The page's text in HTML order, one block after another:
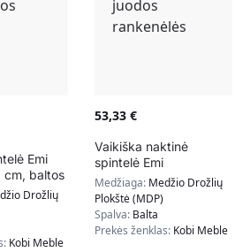
Emi
baltos
Drožlių
Kobi Meble
53,33€
Vaikiška naktinė
spintelė Emi
40,5x37x40 cm,
juodos rankenėlės
Medžiaga: Medžio Drožlių
Plokštė (MDP)
Spalva: Balta
Prekės ženklas: Kobi Meble